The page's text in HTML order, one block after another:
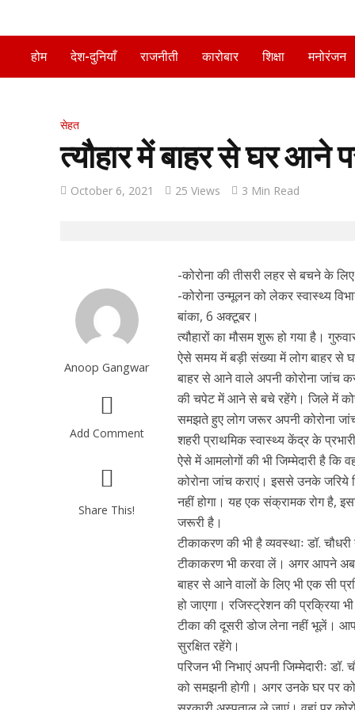
होम देश-दुनियाँ राजनीती कारोबार शिक्षा मनोरंजन
सेहत
त्यौहार में बाहर से घर आने
October 6, 2021 25 Views 3 Min Read
Anoop Gangwar
Add Comment
Share This!
-कोरोना की तीसरी लहर से बचने के
-कोरोना उन्मूलन को लेकर स्वास्थ्य
बांका, 6 अक्टूबर।
त्यौहारों का मौसम शुरू हो गया है।
ऐसे समय में बड़ी संख्या में लोग बाहर से
बाहर से आने वाले अपनी कोरोना जांच
की चपेट में आने से बचे रहेंगे। जिले में
समझते हुए लोग जरूर अपनी कोरोना
शहरी प्राथमिक स्वास्थ्य केंद्र के
ऐसे में आमलोगों की भी जिम्मेदारी है कि
कोरोना जांच कराएं। इससे उनके जरिये
नहीं होगा। यह एक संक्रामक रोग है,
जरूरी है।
टीकाकरण की भी है व्यवस्थाः डॉ.
टीकाकरण भी करवा लें। अगर आपने अब
बाहर से आने वालों के लिए भी एक सी
हो जाएगा। रजिस्ट्रेशन की प्रक्रिया
टीका की दूसरी डोज लेना नहीं भूलें।
सुरक्षित रहेंगे।
परिजन भी निभाएं अपनी जिम्मेदारीः
को समझनी होगी। अगर उनके घर पर